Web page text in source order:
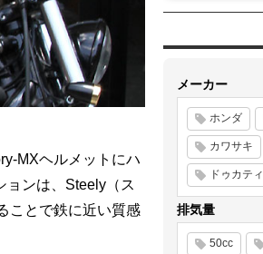
MXヘルメットにハ
ョンは、Steely（ス
ことで鉄に近い質感
メーカー
ホンダ
カワサキ
ドゥカティ
排気量
50cc